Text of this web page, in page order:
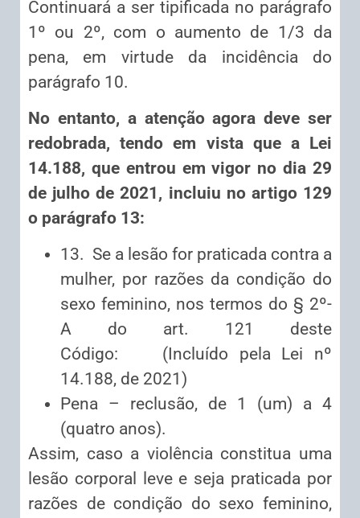
Continuará a ser tipificada no parágrafo
1º ou 2º, com o aumento de 1/3 da
pena, em virtude da incidência do
parágrafo 10.
No entanto, a atenção agora deve ser
redobrada, tendo em vista que a Lei
14.188, que entrou em vigor no dia 29
de julho de 2021, incluiu no artigo 129
o parágrafo 13:
13. Se a lesão for praticada contra a
mulher, por razões da condição do
sexo feminino, nos termos do § 2º-
A do art. 121 deste
Código: (Incluído pela Lei nº
14.188, de 2021)
Pena – reclusão, de 1 (um) a 4
(quatro anos).
Assim, caso a violência constitua uma
lesão corporal leve e seja praticada por
razões de condição do sexo feminino,